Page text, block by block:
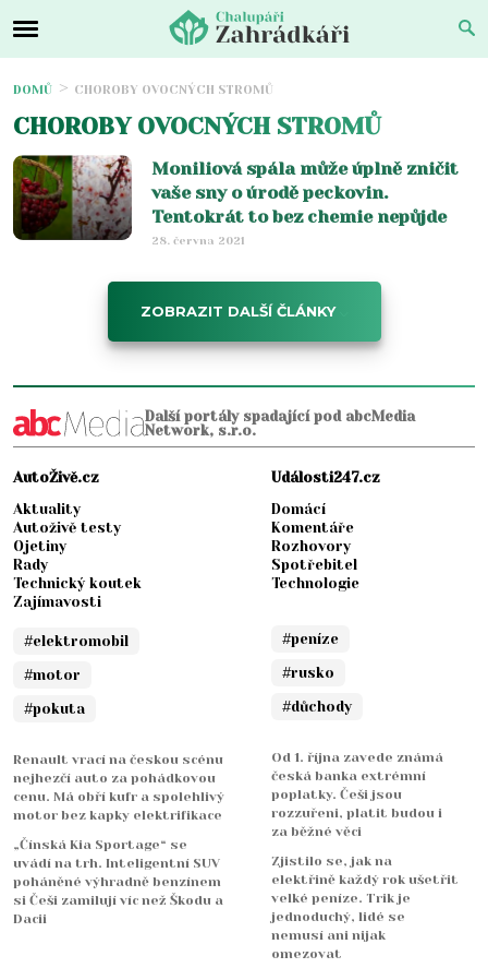
DOMŮ CHOROBY OVOCNÝCH STROMŮ
CHOROBY OVOCNÝCH STROMŮ
Moniliová spála může úplně zničit
vaše sny o úrodě peckovin.
Tentokrát to bez chemie nepůjde
28. června 2021
ZOBRAZIT DALŠÍ ČLÁNKY
Další portály spadající pod abcMedia
Network, s.r.o.
AutoŽivě.cz
Aktuality
Autoživě testy
Ojetiny
Rady
Technický koutek
Zajímavosti
#elektromobil
#motor
#pokuta
Renault vrací na českou scénu
nejhezčí auto za pohádkovou
cenu. Má obří kufr a spolehlivý
motor bez kapky elektrifikace
„Čínská Kia Sportage“ se
uvádí na trh. Inteligentní SUV
poháněné výhradně benzínem
si Češi zamilují víc než Škodu a
Dacii
Události247.cz
Domácí
Komentáře
Rozhovory
Spotřebitel
Technologie
#peníze
#rusko
#důchody
Od 1. října zavede známá
česká banka extrémní
poplatky. Češi jsou
rozzuřeni, platit budou i
za běžné věci
Zjistilo se, jak na
elektřině každý rok ušetřit
velké peníze. Trik je
jednoduchý, lidé se
nemusí ani nijak
omezovat